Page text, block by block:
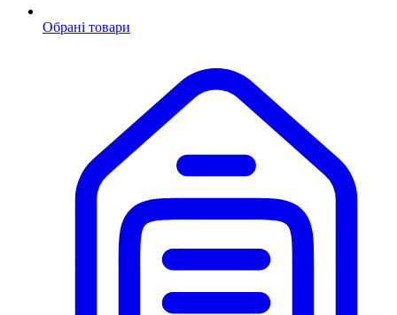
Обрані товари